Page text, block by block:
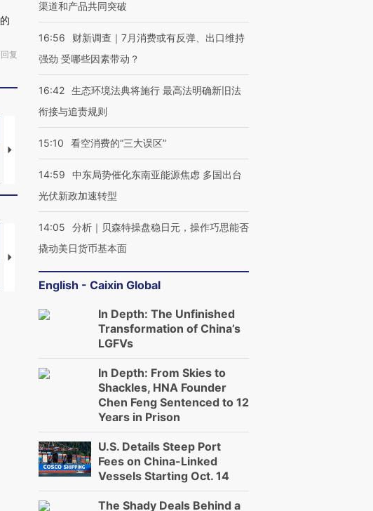
回复
视线｜HYROX的吸金
心“花钱找虐”？
马航飞行员跨国走私7万
毒品
育部长拱下台
【推广】走进第四届链博
会，让数智科技“链”接产
【特别呈现】寻找100种
有意思的生活方式·第三对
CFO：不靠规模取胜，华
渠道和产品共同突破
16:56
财新调查｜7月消费或有反弹、出口维持
强劲 受哪些因素带动？
16:42 生态环境法典将施行 最高法明确新旧法
衔接与追责规则
15:10 看空消费的“三大误区”
14:59
中东局势催化东南亚能源焦虑 多国出台
光伏新政加速转型
14:05
分析｜贝森特操盘稳日元，操作巧思能否
撬动美日货币基本面
English - Caixin Global
In Depth: The Unfinished
Transformation of China’s
LGFVs
In Depth: From Skies to
Shackles, HNA Founder
Chen Feng Sentenced to 12
Years in Prison
U.S. Details Steep Port
Fees on China-Linked
Vessels Starting Oct. 14
The Shady Deals Behind a